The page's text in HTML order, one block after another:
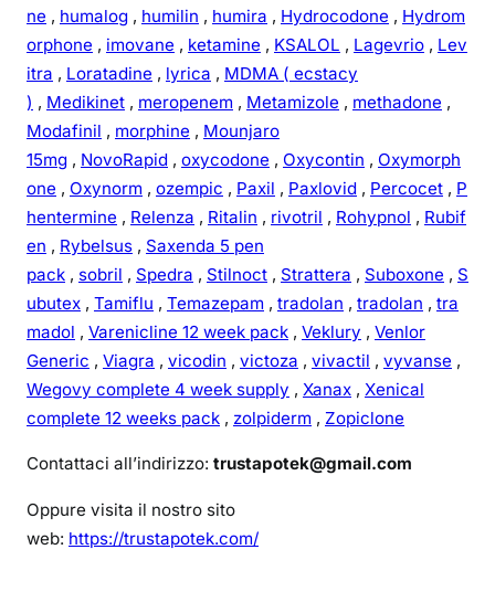
ne , humalog , humilin , humira , Hydrocodone , Hydrom
orphone , imovane , ketamine , KSALOL , Lagevrio , Lev
itra , Loratadine , lyrica , MDMA ( ecstacy
) , Medikinet , meropenem , Metamizole , methadone ,
Modafinil , morphine , Mounjaro
15mg , NovoRapid , oxycodone , Oxycontin , Oxymorph
one , Oxynorm , ozempic , Paxil , Paxlovid , Percocet , P
hentermine , Relenza , Ritalin , rivotril , Rohypnol , Rubif
en , Rybelsus , Saxenda 5 pen
pack , sobril , Spedra , Stilnoct , Strattera , Suboxone , S
ubutex , Tamiflu , Temazepam , tradolan , tradolan , tra
madol , Varenicline 12 week pack , Veklury , Venlor
Generic , Viagra , vicodin , victoza , vivactil , vyvanse ,
Wegovy complete 4 week supply , Xanax , Xenical
complete 12 weeks pack , zolpiderm , Zopiclone
Contattaci all’indirizzo: trustapotek@gmail.com
Oppure visita il nostro sito
web: https://trustapotek.com/